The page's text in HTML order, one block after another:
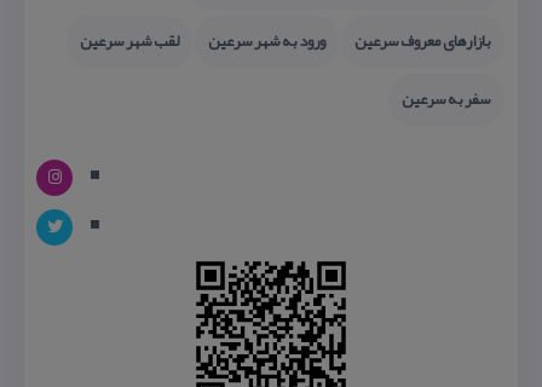
بازارهای معروف سرعین
ورود به شهر سرعین
لقب شهر سرعین
سفر به سرعین